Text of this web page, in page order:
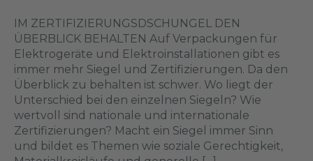
IM ZERTIFIZIERUNGSDSCHUNGEL DEN
ÜBERBLICK BEHALTEN Auf Verpackungen für
Elektrogeräte und Elektroinstallationen gibt es
immer mehr Siegel und Zertifizierungen. Da den
Überblick zu behalten ist schwer. Wo liegt der
Unterschied bei den einzelnen Siegeln? Wie
wertvoll sind nationale und internationale
Zertifizierungen? Macht ein Siegel immer Sinn
und bildet es Themen wie soziale Gerechtigkeit,